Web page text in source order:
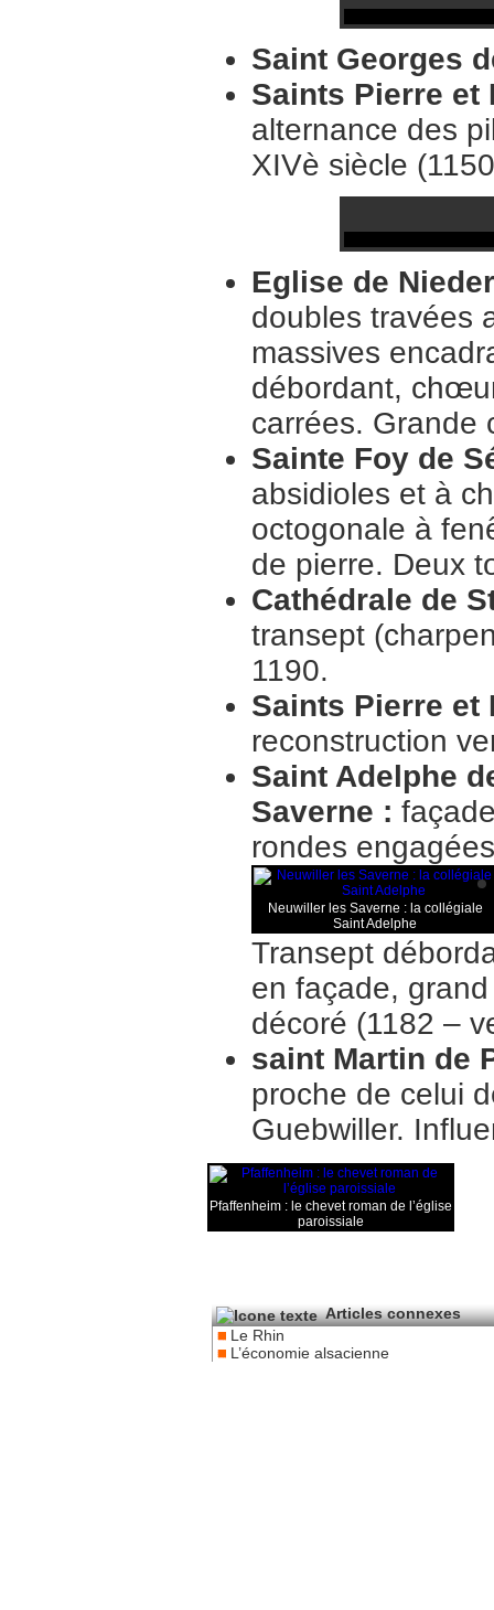
Saint Georges
Saints Pierre
alternance des
XIVè siècle
Eglise de
doubles travées
massives
débordant,
carrées. Grande
Sainte Foy de
absidioles et à
octogonale à
de pierre. Deux
Cathédrale de
transept
1190.
Saints Pierre et
reconstruction
Saint Adelphe
Saverne :
rondes
Neuwiller les Saverne : la collégiale
Saint Adelphe
Transept
en façade,
décoré (1182 –
saint Martin de
proche de celui
Guebwiller.
Pfaffenheim : le chevet roman de l’église
paroissiale
Articles connexes
Le Rhin
L’économie alsacienne